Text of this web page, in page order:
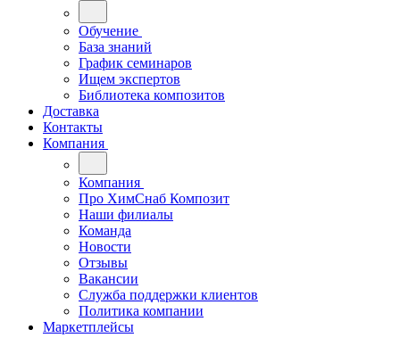
Обучение
База знаний
График семинаров
Ищем экспертов
Библиотека композитов
Доставка
Контакты
Компания
Компания
Про ХимСнаб Композит
Наши филиалы
Команда
Новости
Отзывы
Вакансии
Служба поддержки клиентов
Политика компании
Маркетплейсы